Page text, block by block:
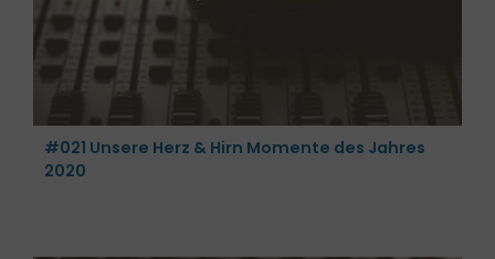
#021 Unsere Herz & Hirn Momente des Jahres
2020